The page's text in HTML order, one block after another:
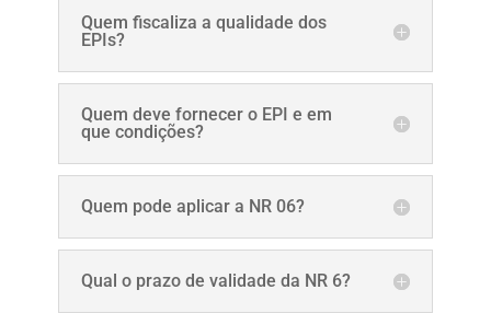
Quem fiscaliza a qualidade dos
EPIs?
Quem deve fornecer o EPI e em
que condições?
Quem pode aplicar a NR 06?
Qual o prazo de validade da NR 6?